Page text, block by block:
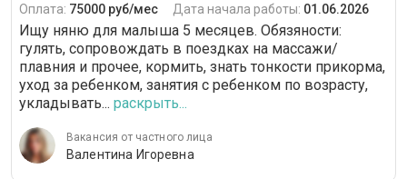
Оплата: 75000 руб/мес Дата начала работы: 01.06.2026
Ищу няню для малыша 5 месяцев. Обязяности:
гулять, сопровождать в поездках на массажи/
плавния и прочее, кормить, знать тонкости прикорма,
уход за ребенком, занятия с ребенком по возрасту,
укладывать... раскрыть...
Вакансия от частного лица
Валентина Игоревна